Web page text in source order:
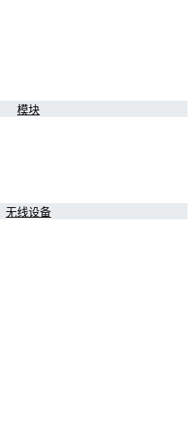
模块
无线设备